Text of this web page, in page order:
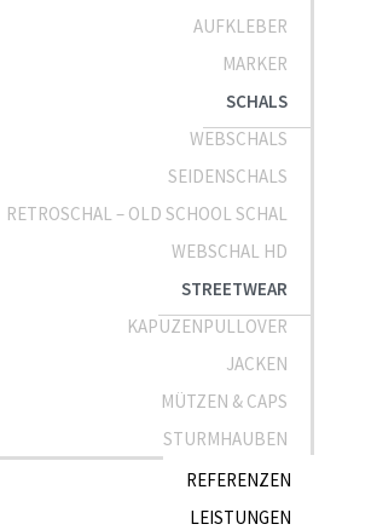
AUFKLEBER
MARKER
SCHALS
WEBSCHALS
SEIDENSCHALS
RETROSCHAL – OLD SCHOOL SCHAL
WEBSCHAL HD
STREETWEAR
KAPUZENPULLOVER
JACKEN
MÜTZEN & CAPS
STURMHAUBEN
REFERENZEN
LEISTUNGEN